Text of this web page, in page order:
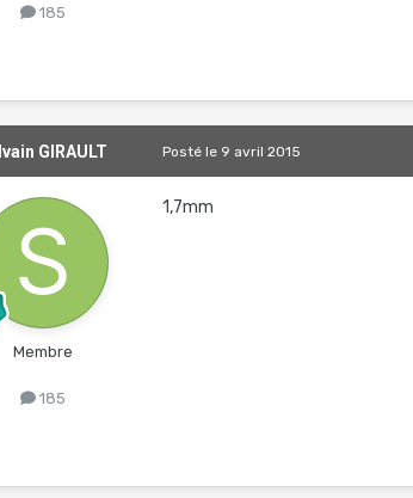
185
GIRAULT
Membre
185
Postéle 9 avril 2015
1,7mm